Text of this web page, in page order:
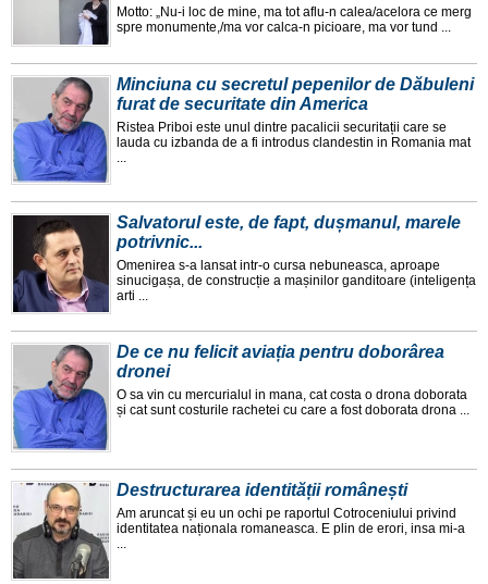
Motto: „Nu-i loc de mine, ma tot aflu-n calea/acelora ce merg
spre monumente,/ma vor calca-n picioare, ma vor tund ...
Minciuna cu secretul pepenilor de Dăbuleni
furat de securitate din America
Ristea Priboi este unul dintre pacalicii securitații care se
lauda cu izbanda de a fi introdus clandestin in Romania mat
Salvatorul este, de fapt, dușmanul, marele
potrivnic...
Omenirea s-a lansat intr-o cursa nebuneasca, aproape
sinucigașa, de construcție a mașinilor ganditoare (inteligența
arti ...
De ce nu felicit aviația pentru doborârea
dronei
O sa vin cu mercurialul in mana, cat costa o drona doborata
și cat sunt costurile rachetei cu care a fost doborata drona ...
Destructurarea identității românești
Am aruncat și eu un ochi pe raportul Cotroceniului privind
identitatea naționala romaneasca. E plin de erori, insa mi-a